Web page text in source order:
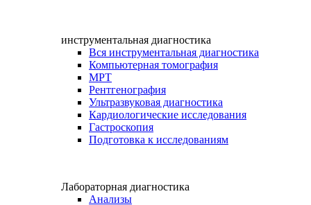
инструментальная диагностика
Вся инструментальная диагностика
Компьютерная томография
МРТ
Рентгенография
Ультразвуковая диагностика
Кардиологические исследования
Гастроскопия
Подготовка к исследованиям
Лабораторная диагностика
Анализы